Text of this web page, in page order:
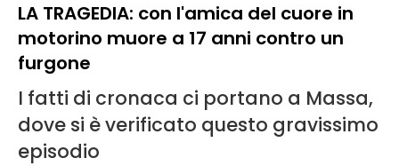
LA TRAGEDIA: con l'amica del cuore in
motorino muore a 17 anni contro un
furgone
I fatti di cronaca ci portano a Massa,
dove si è verificato questo gravissimo
episodio